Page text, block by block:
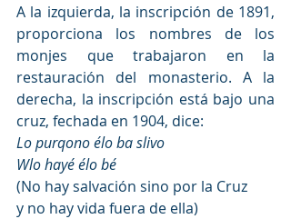
A la izquierda, la inscripción de 1891,
proporciona los nombres de los
monjes que trabajaron en la
restauración del monasterio. A la
derecha, la inscripción está bajo una
cruz, fechada en 1904, dice:
Lo purqono élo ba slivo
Wlo hayé élo bé
(No hay salvación sino por la Cruz
y no hay vida fuera de ella)